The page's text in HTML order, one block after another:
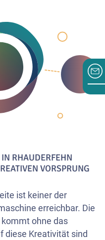
RHAUDERFEHN
VORSPRUNG
ist keiner der
erreichbar. Die
ohne das
diese Kreativität sind